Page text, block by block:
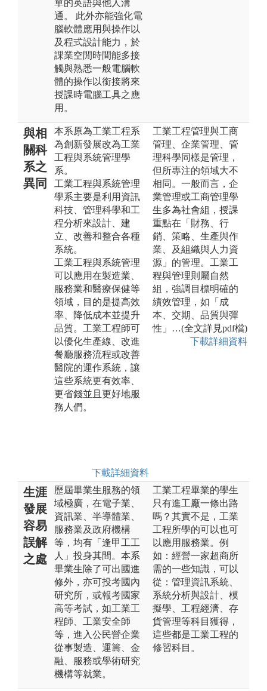
單的英語與他人溝
通。 此外亦能強化電
腦軟體應用與操作以
及程式設計能力，於
課業空閒時間能多接
觸與熟悉一般電腦軟
體的操作以銜接將來
授課時電腦工具之應
用。
與相
關科
系之
異同
本系原為工業工程系
為創新發展改為工業
工程與系統管理學
系。
工業工程與系統管理
學系主要是利用資訊
科技、管理科學和工
程分析來設計、建
立、改善和整合各種
系統。
工業工程與系統管理
可以應用在製造業、
服務業和醫療保健等
領域，目的是提高效
率、降低成本並提升
品質。工業工程師可
以優化生產線、改進
餐廳服務流程或改善
醫院的運作系統，讓
這些系統更有效率、
更省錢並且更好地服
務人們。
下載詳細資料
工業工程管理與工商
管理、企業管理、管
理科學同樣是管理，
但所專注的領域大不
相同。一般而言，企
業管理或工商管理學
生多為社會組，授課
重點在「財務、行
銷、策略、生產與作
業、及組織與人力資
源」的管理。工業工
程與管理則屬自然
組，強調目標明確的
績效管理，如「成
本、交期、品質與彈
性」…(全文詳見pdf檔)
下載詳細資料
生涯
發展
容易
誤解
之處
歷屆畢業生服務的領
域極廣，在電子業、
資訊業、半導體業、
服務業及政府機構
等，均有「逢甲工工
人」投身其間。本系
畢業生除了可出國進
修外，亦可投考國內
研究所，或報考國家
高等考試，如工業工
程師、工業安全師
等，進入公民營企業
從事製造、運籌、金
融、服務或學術研究
機構等就業。
工業工程畢業的學生
只有進工廠一條出路
嗎？其實不是，工業
工程所學的可以也可
以應用服務業。例
如：經營一家超商所
需的一些知識，可以
從：管理資訊系統、
系統分析與設計、模
擬學、工程經濟、存
貨管理等科目獲得，
這些都是工業工程的
修習科目。